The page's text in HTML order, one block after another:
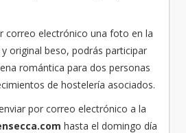
correo electrónico una foto en la
original beso, podrás participar
romántica para dos personas
de hostelería asociados.
por correo electrónico a la
hasta el domingo día